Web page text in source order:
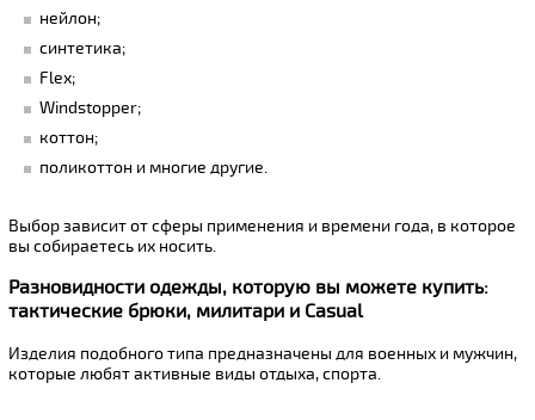
нейлон;
синтетика;
Flex;
Windstopper;
коттон;
поликоттон и многие другие.
Выбор зависит от сферы применения и времени года, в которое
вы собираетесь их носить.
Разновидности одежды, которую вы можете купить:
тактические брюки, милитари и Casual
Изделия подобного типа предназначены для военных и мужчин,
которые любят активные виды отдыха, спорта.